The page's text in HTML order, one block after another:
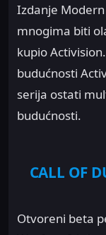
Izdanje
mnogima biti
kupio
budućnosti
serija ostati
budućnosti.
CALL OF
Otvoreni beta